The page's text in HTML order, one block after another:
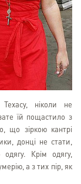
ніколи не
їй пощастило з
що зіркою кантрі
донці не стати,
одягу. Крім одягу,
а з тих пір, як